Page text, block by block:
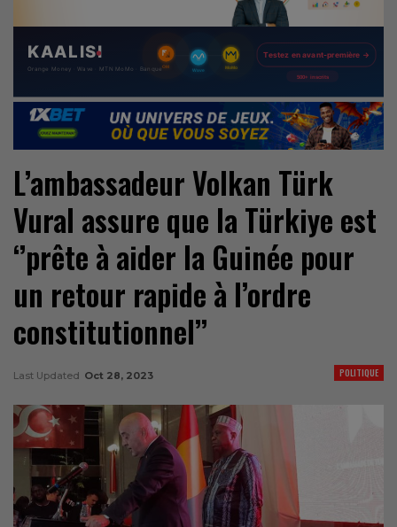
L’ambassadeur Volkan Türk
Vural assure que la Türkiye est
‘’prête à aider la Guinée pour
un retour rapide à l’ordre
constitutionnel’’
POLITIQUE
Last Updated Oct 28, 2023